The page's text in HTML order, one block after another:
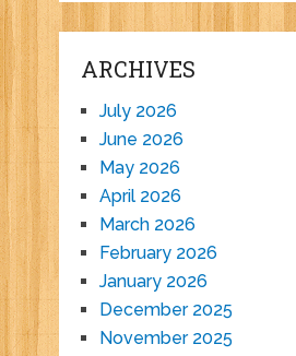
ARCHIVES
July 2026
June 2026
May 2026
April 2026
March 2026
February 2026
January 2026
December 2025
November 2025